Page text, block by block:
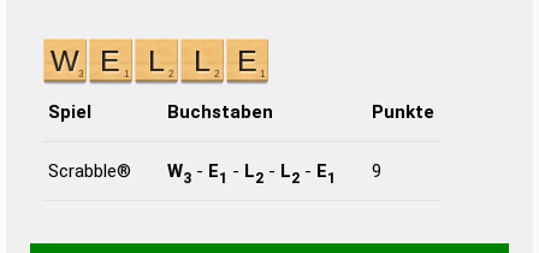
Spiel Buchstaben Punkte
Scrabble® W3 - E1 - L2 - L2 - E1 9